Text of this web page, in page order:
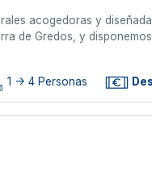
acogedoras y
de Gredos, y
1 -> 4 Personas